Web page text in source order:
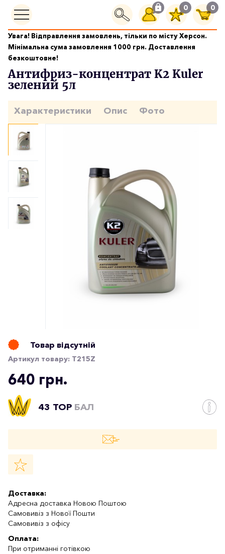
0 0
Увага! Відправлення замовлень, тільки по місту Херсон.
Мінімальна сума замовлення 1000 грн. Доставлення
безкоштовне!
Охолоджуючі рідини
Антифриз-концентрат K2 Kuler зелений 5л
Антифриз-концентрат K2 Kuler
зелений 5л
Характеристики Опис Фото
Товар відсутній
Артикул товару: T215Z
640 грн.
43 TOP БАЛ
Доставка:
Адресна доставка Новою Поштою
Самовивіз з Нової Пошти
Самовивіз з офісу
Оплата:
При отриманні готівкою